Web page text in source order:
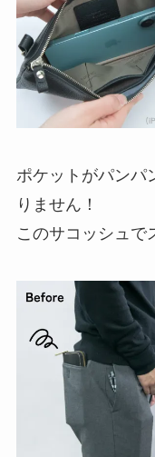
ポケットがパンパ
りません！
このサコッシュで